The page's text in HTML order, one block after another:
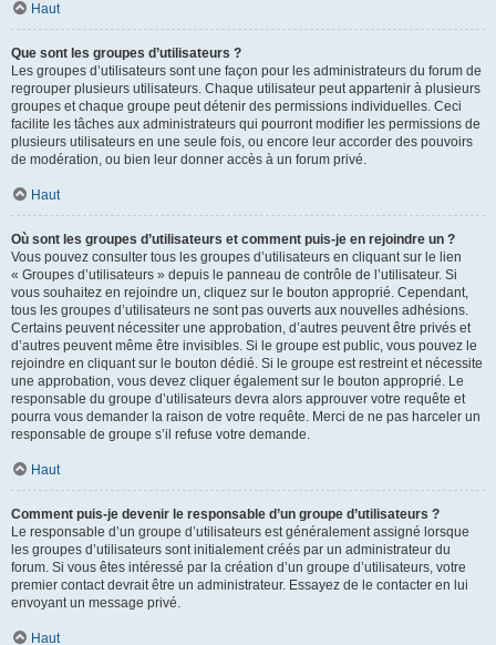
Haut
Que sont les groupes d’utilisateurs ?
Les groupes d’utilisateurs sont une façon pour les administrateurs du forum de
regrouper plusieurs utilisateurs. Chaque utilisateur peut appartenir à plusieurs
groupes et chaque groupe peut détenir des permissions individuelles. Ceci
facilite les tâches aux administrateurs qui pourront modifier les permissions de
plusieurs utilisateurs en une seule fois, ou encore leur accorder des pouvoirs
de modération, ou bien leur donner accès à un forum privé.
Haut
Où sont les groupes d’utilisateurs et comment puis-je en rejoindre un ?
Vous pouvez consulter tous les groupes d’utilisateurs en cliquant sur le lien
« Groupes d’utilisateurs » depuis le panneau de contrôle de l’utilisateur. Si
vous souhaitez en rejoindre un, cliquez sur le bouton approprié. Cependant,
tous les groupes d’utilisateurs ne sont pas ouverts aux nouvelles adhésions.
Certains peuvent nécessiter une approbation, d’autres peuvent être privés et
d’autres peuvent même être invisibles. Si le groupe est public, vous pouvez le
rejoindre en cliquant sur le bouton dédié. Si le groupe est restreint et nécessite
une approbation, vous devez cliquer également sur le bouton approprié. Le
responsable du groupe d’utilisateurs devra alors approuver votre requête et
pourra vous demander la raison de votre requête. Merci de ne pas harceler un
responsable de groupe s’il refuse votre demande.
Haut
Comment puis-je devenir le responsable d’un groupe d’utilisateurs ?
Le responsable d’un groupe d’utilisateurs est généralement assigné lorsque
les groupes d’utilisateurs sont initialement créés par un administrateur du
forum. Si vous êtes intéressé par la création d’un groupe d’utilisateurs, votre
premier contact devrait être un administrateur. Essayez de le contacter en lui
envoyant un message privé.
Haut